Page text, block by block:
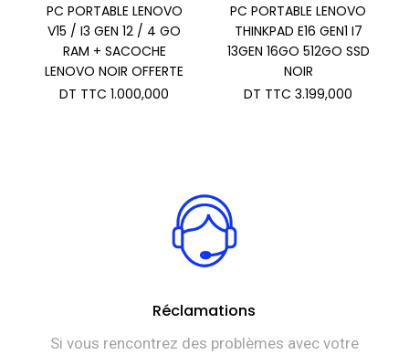
PC PORTABLE LENOVO
V15 / I3 GEN 12 / 4 GO
RAM + SACOCHE
LENOVO NOIR OFFERTE
DT TTC 1.000,000
PC PORTABLE LENOVO
THINKPAD E16 GEN1 I7
13GEN 16GO 512GO SSD
NOIR
DT TTC 3.199,000
Réclamations
Si vous rencontrez des problèmes avec votre